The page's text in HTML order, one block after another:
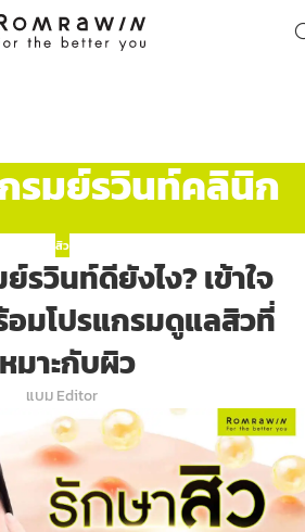
รมย์รวินท์คลินิก
สิว
รวินท์ดียังไง? เข้าใจ
อมโปรแกรมดูแลสิวที่
มาะกับผิว
แบม Editor